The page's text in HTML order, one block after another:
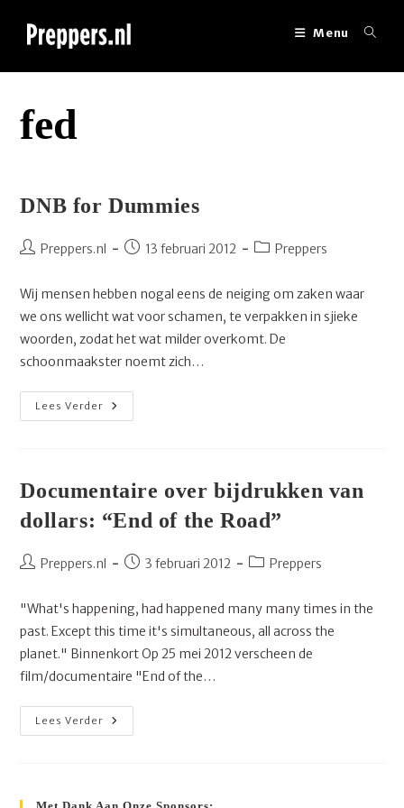
Menu
fed
DNB for Dummies
BerichtPreppers.nl
Bericht13 februari 2012 Berichtcategorie:
Preppers
Wij mensen hebben nogal eens de neiging om zaken waar
we ons wellicht wat voor schamen, te verpakken in sjieke
woorden, zodat het wat milder overkomt. De
schoonmaakster noemt zich…
Lees Verder DNB
For
Documentaire over bijdrukken van
dollars: “End of the Road”
BerichtPreppers.nl
Bericht
op:
3 februari 2012 Berichtcategorie:
Preppers
"What's happening, had happened many many times in the
past. Except this time it's simultaneous, all across the
planet." Binnenkort Op 25 mei 2012 verscheen de
film/documentaire "End of the…
Lees Verder Documentaire
Over